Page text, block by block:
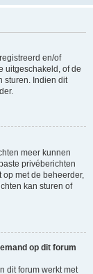
en/of
uitgeschakeld, of de
sturen. Indien dit
meer kunnen
privéberichten
met de beheerder,
kan sturen of
op dit forum
dit forum werkt met